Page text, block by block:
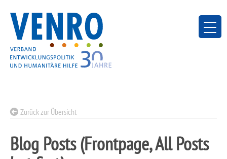
content
Zurück zur Übersicht
Blog Posts (Frontpage, All Posts